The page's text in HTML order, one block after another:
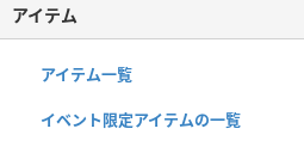
アイテム
アイテム一覧
イベント限定アイテムの一覧